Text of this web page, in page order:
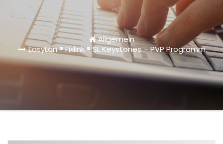
Allgemein
EasyLan ® Fixlink ® SL Keystones – PVP Programm.